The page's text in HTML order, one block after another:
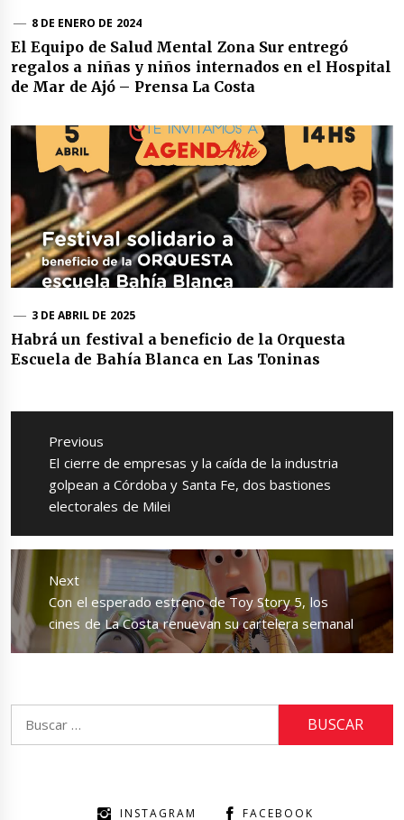
8 DE ENERO DE 2024
El Equipo de Salud Mental Zona Sur entregó
regalos a niñas y niños internados en el Hospital
de Mar de Ajó – Prensa La Costa
3 DE ABRIL DE 2025
Habrá un festival a beneficio de la Orquesta
Escuela de Bahía Blanca en Las Toninas
Navegación
entradas
Previous
Previous
post:
El cierre de empresas y la caída de la industria
golpean a Córdoba y Santa Fe, dos bastiones
electorales de Milei
Next
Next
post:
Con el esperado estreno de Toy Story 5, los
cines de La Costa renuevan su cartelera semanal
INSTAGRAM FACEBOOK